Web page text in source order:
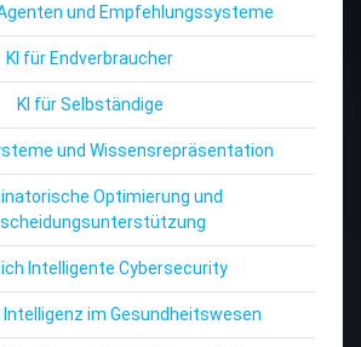
und Empfehlungssysteme
KI für Endverbraucher
KI für Selbständige
und Wissensrepräsentation
Optimierung und
Intelligente Cybersecurity
Intelligenz im Gesundheitswesen